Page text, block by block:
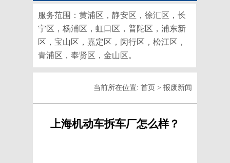
服务范围：黄浦区，静安区，徐汇区，长
宁区，杨浦区，虹口区，普陀区，浦东新
区，宝山区，嘉定区，闵行区，松江区，
青浦区，奉贤区，金山区。
当前所在位置: 首页 > 报废新闻
上海机动车拆车厂怎么样？